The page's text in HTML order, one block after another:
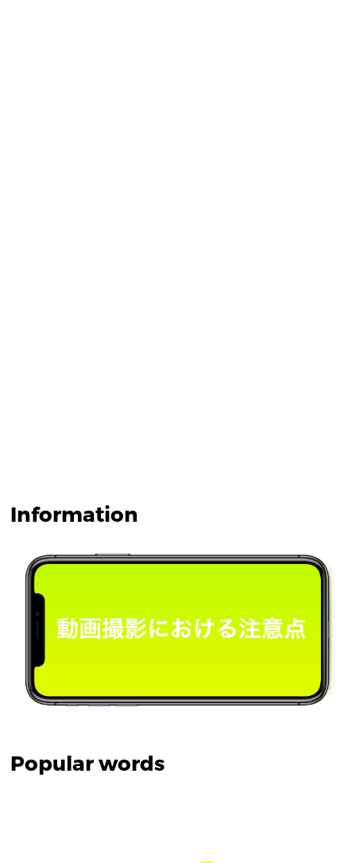
Information
Popular words